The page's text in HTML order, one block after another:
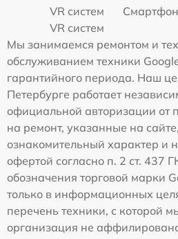
VR систем
VR систем
Мы занимаемся ремонтом и
обслуживанием техники
гарантийного периода. Наш
Петербурге работает
официальной авторизации от
на ремонт, указанные на
ознакомительный характер и
офертой согласно п. 2 ст. 437
обозначения торговой марки
только в информационных
перечень техники, с которой
организация не